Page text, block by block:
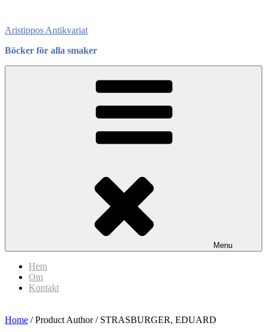
content
Aristippos Antikvariat
Böcker för alla smaker
Menu
Hem
Om
Kontakt
Home / Product Author / STRASBURGER, EDUARD